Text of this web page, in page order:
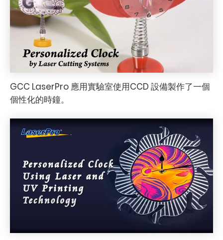
GCC LaserPro 應用實驗室使用CCD 設備製作了一個
個性化的時鐘。